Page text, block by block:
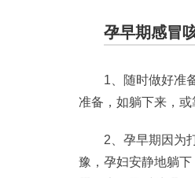
孕早期感冒
1、随时做好准
准备，如躺下来，或
2、孕早期因为
豫，孕妇安静地躺